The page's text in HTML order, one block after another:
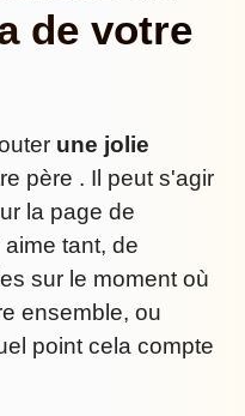
de votre
une jolie
père . Il peut s'agir
la page de
tant, de
sur le moment où
ensemble, ou
point cela compte